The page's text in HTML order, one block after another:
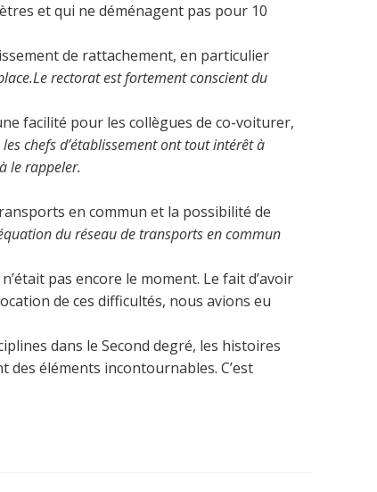
et qui ne déménagent pas pour 10
de rattachement, en particulier
rectorat est fortement conscient du
facilité pour les collègues de co-voiturer,
chefs d’établissement ont tout intérêt à
le rappeler.
en commun et la possibilité de
du réseau de transports en commun
pas encore le moment. Le fait d’avoir
de ces difficultés, nous avions eu
dans le Second degré, les histoires
des éléments incontournables. C’est